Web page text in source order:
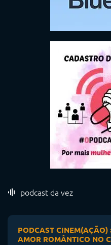
podcast da vez
PODCAST
AMOR ROMÂNTICO NO